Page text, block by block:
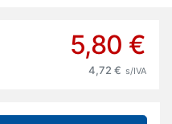
5,80 €
4,72 € s/IVA